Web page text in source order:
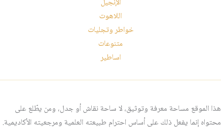
الإنجيل
اللاهوت
خواطر وتجليات
متنوعات
اساطير
هذا الموقع مساحة معرفة وتوثيق، لا ساحة نقاش أو جدل، ومن يطّلع على
محتواه إنما يفعل ذلك على أساس احترام طبيعته العلمية ومرجعيته الأكاديمية.